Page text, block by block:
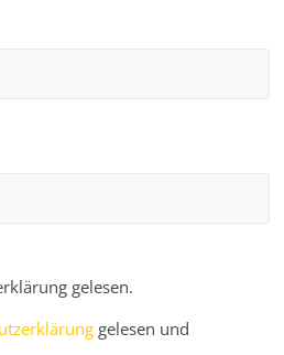
gelesen.
gelesen und